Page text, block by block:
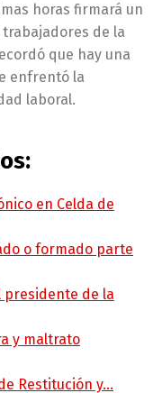
horas firmará un
de la
que hay una
enfrentó la
laboral.
en Celda de
o formado parte
presidente de la
y maltrato
Restitución y…